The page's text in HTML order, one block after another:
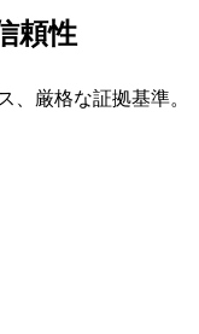
頼性
、厳格な証拠基準。